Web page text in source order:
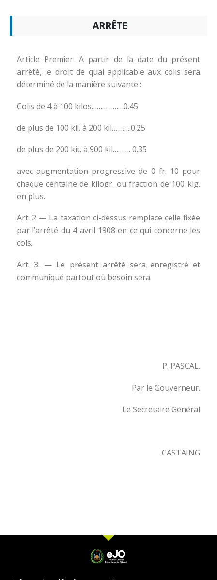
ARRÊTE
Article Premier. A partir de la date du présent
arrêté, le droit de quai applicable aux colis sera
déterminé de la manière suivante :
Colis de 4 à 100 kilos………………0.45
de plus de 100 kil. à 200 kil………..0.25
de plus de 200 kit. à 900 kil………. 0.35
avec augmentation progressive de 0 fr. 10 pour
chaque centaine de kilogr. ou fraction de 100 klg.
en plus.
Art. 2 — La taxation ci-dessus remplace celle fixée
par l’arrêté du 4 avril 1908 en ce qui concerne les
cols.
Art. 3. — Le présent arrêté sera enregistré et
communiqué partout où besoin sera.
P. PASCAL.
Par le Gouverneur.
Le Secretaire Général
CASTAING